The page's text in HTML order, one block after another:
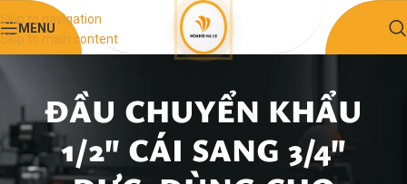
Skip to navigation
Skip to main content
MENU
ĐẦU CHUYỂN KHẨU
1/2″ CÁI SANG 3/4″